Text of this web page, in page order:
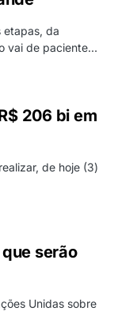
etapas, da
vai de paciente…
206 bi em
de hoje (3)
serão
Unidas sobre